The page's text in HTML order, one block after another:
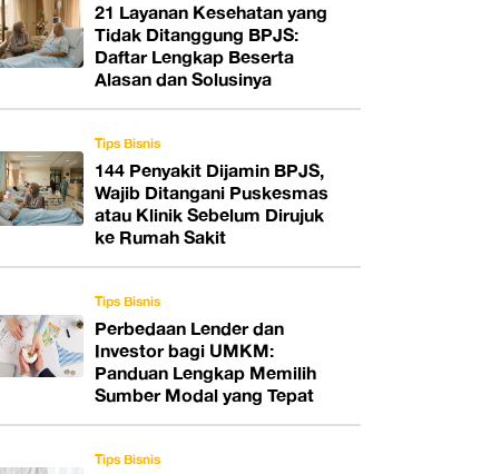
21 Layanan Kesehatan yang
Tidak Ditanggung BPJS:
Daftar Lengkap Beserta
Alasan dan Solusinya
Tips Bisnis
144 Penyakit Dijamin BPJS,
Wajib Ditangani Puskesmas
atau Klinik Sebelum Dirujuk
ke Rumah Sakit
Tips Bisnis
Perbedaan Lender dan
Investor bagi UMKM:
Panduan Lengkap Memilih
Sumber Modal yang Tepat
Tips Bisnis